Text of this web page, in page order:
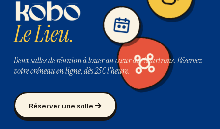
Le Lieu.
Deux salles de réunion à louer au cœur des Chartrons. Réservez
votre créneau en ligne, dès 25€ l'heure.
Réserver une salle